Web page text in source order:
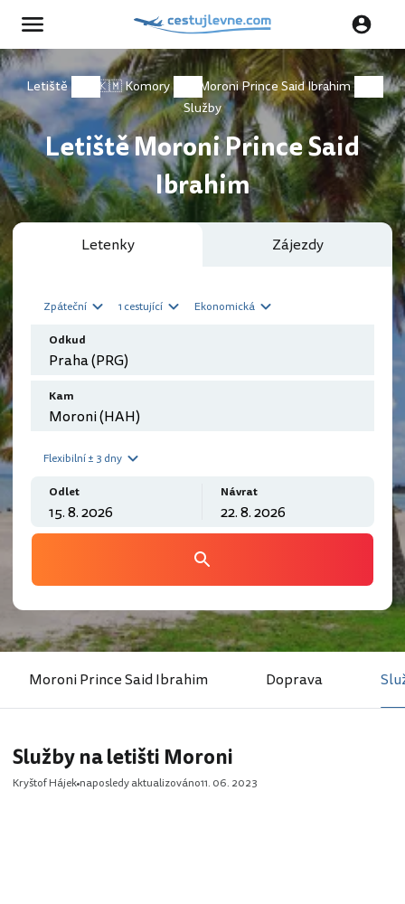
Letiště 🇰🇲 Komory
Moroni Prince Said Ibrahim
Služby
Letiště Moroni Prince Said
Ibrahim
Letenky Zájezdy
Zpáteční 1 cestující Ekonomická
Odkud
Kam
Flexibilní ± 3 dny
Odlet Návrat
Moroni Prince Said Ibrahim Doprava
Služby na letišti Moroni
Kryštof Hájek naposledy aktualizováno11. 06. 2023